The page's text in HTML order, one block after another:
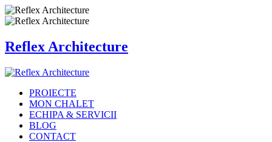
Reflex Architecture
PROIECTE
MON CHALET
ECHIPA & SERVICII
BLOG
CONTACT